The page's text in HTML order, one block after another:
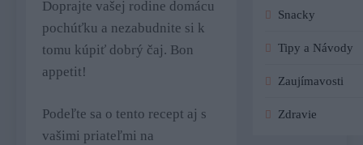
Doprajte vašej rodine domácu
pochúťku a nezabudnite si k
tomu kúpiť dobrý čaj. Bon
appetit!
Podeľte sa o tento recept aj s
vašimi priateľmi na
Snacky
Tipy a Návody
Zaujímavosti
Zdravie